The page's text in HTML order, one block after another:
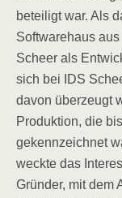
beteiligt war. Als
Softwarehaus
Scheer als
sich bei IDS
davon überzeugt
Produktion, die
gekennzeichnet
weckte das
Gründer, mit dem